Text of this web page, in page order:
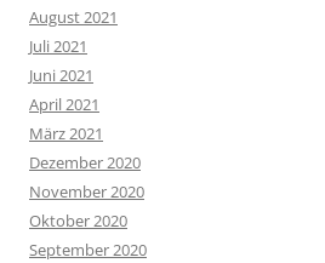
August 2021
Juli 2021
Juni 2021
April 2021
März 2021
Dezember 2020
November 2020
Oktober 2020
September 2020